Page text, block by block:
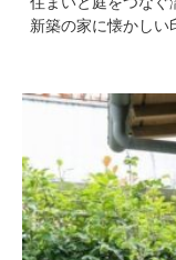
新築の家に懐かしい